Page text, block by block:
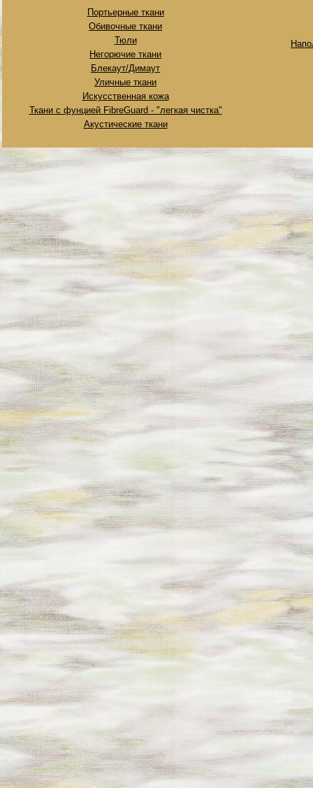
Портьерные ткани
Обивочные ткани
Тюли
Негорючие ткани
Блекаут/Димаут
Уличные ткани
Искусственная кожа
Ткани с фунцией FibreGuard - "легкая чистка"
Акустические ткани